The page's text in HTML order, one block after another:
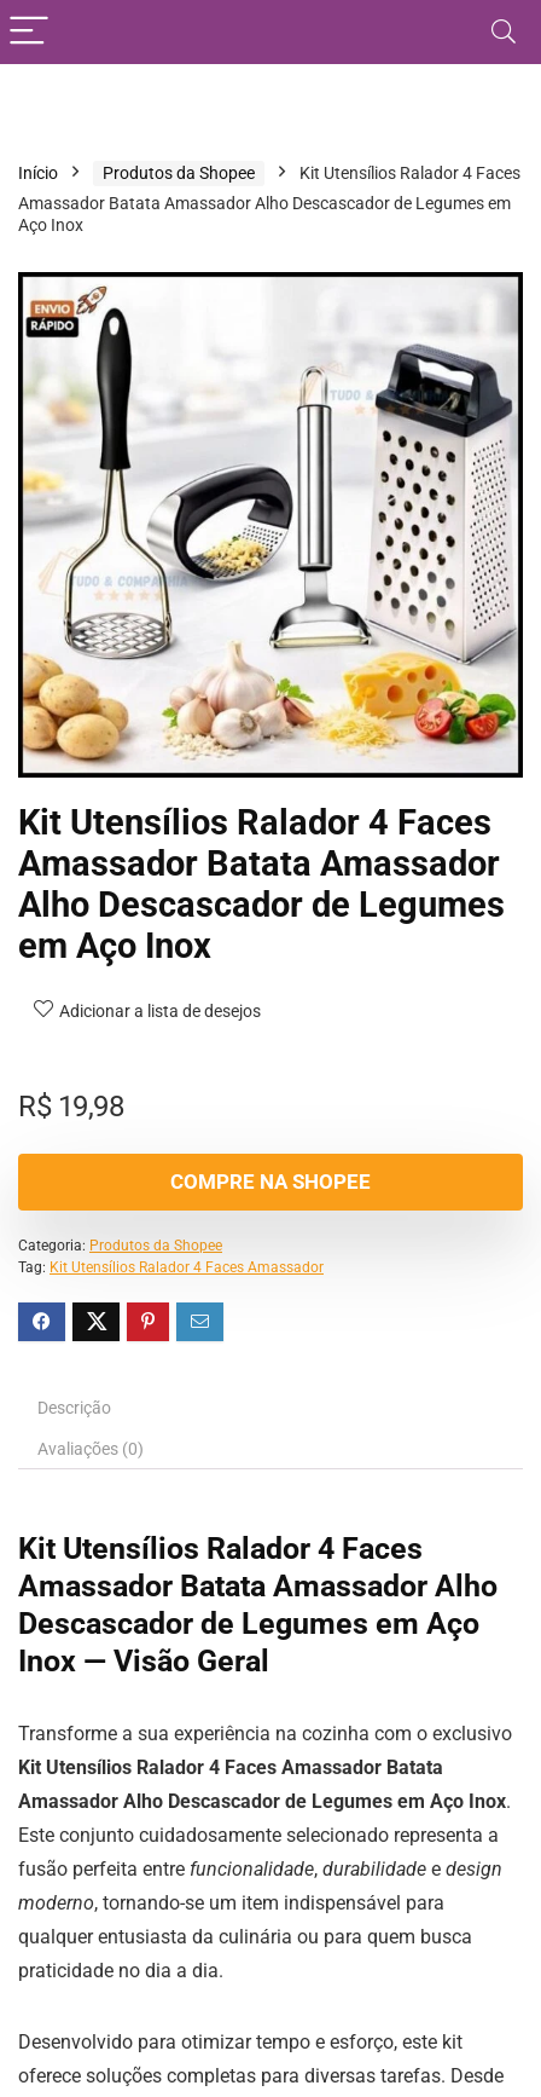
Início Produtos da Shopee
Kit Utensílios Ralador 4 Faces
Amassador Batata Amassador Alho Descascador de Legumes em
Aço Inox
Kit Utensílios Ralador 4 Faces
Amassador Batata Amassador
Alho Descascador de Legumes
em Aço Inox
Adicionar a lista de desejos
R$19,98
COMPRE NA SHOPEE
Categoria: Produtos da Shopee
Tag: Kit Utensílios Ralador 4 Faces Amassador
Descrição
Avaliações (0)
Kit Utensílios Ralador 4 Faces
Amassador Batata Amassador Alho
Descascador de Legumes em Aço
Inox — Visão Geral
Transforme a sua experiência na cozinha com o exclusivo
Kit Utensílios Ralador 4 Faces Amassador Batata
Amassador Alho Descascador de Legumes em Aço Inox.
Este conjunto cuidadosamente selecionado representa a
fusão perfeita entre funcionalidade, durabilidade e design
moderno, tornando-se um item indispensável para
qualquer entusiasta da culinária ou para quem busca
praticidade no dia a dia.
Desenvolvido para otimizar tempo e esforço, este kit
oferece soluções completas para diversas tarefas. Desde